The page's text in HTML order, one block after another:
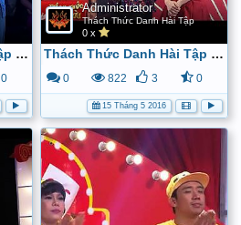
Thách Thức Danh Hài Tập 13 (08/07/2015) - Full HD - YouTube
0
Administrator
Thách Thức Danh Hài Tập
0 x
Thách Thức Danh Hài Tập 1 (15/4/2015) - Full HD - YouTube
0 822 3 0
15 Tháng 5 2016